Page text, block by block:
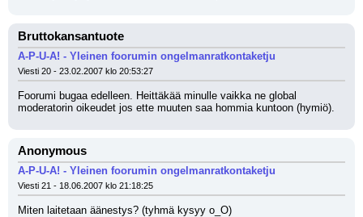
Bruttokansantuote
A-P-U-A! - Yleinen foorumin ongelmanratkontaketju
Viesti 20 - 23.02.2007 klo 20:53:27
Foorumi bugaa edelleen. Heittäkää minulle vaikka ne global
moderatorin oikeudet jos ette muuten saa hommia kuntoon (hymiö).
Anonymous
A-P-U-A! - Yleinen foorumin ongelmanratkontaketju
Viesti 21 - 18.06.2007 klo 21:18:25
Miten laitetaan äänestys? (tyhmä kysyy o_O)